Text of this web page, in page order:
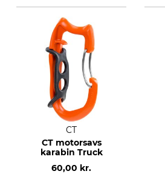
CT
CT motorsavs
karabin Truck
60,00 kr.